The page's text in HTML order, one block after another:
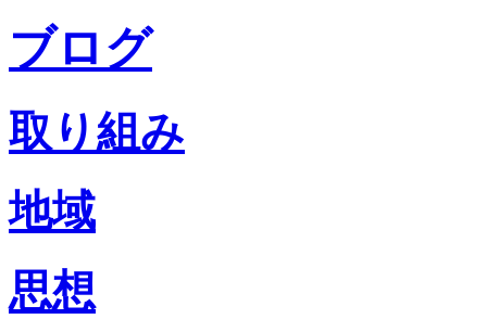
ブログ
取り組み
地域
思想